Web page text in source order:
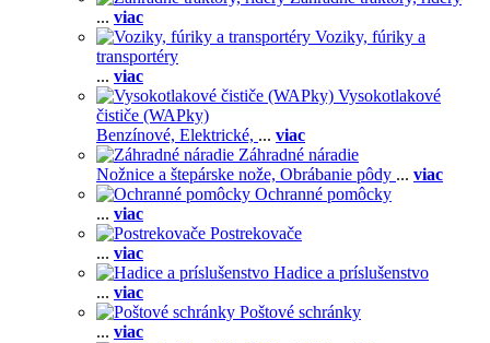
... viac
Voziky, fúriky a
transportéry
... viac
Vysokotlakové
čističe (WAPky)
Benzínové, Elektrické, ... viac
Záhradné náradie
Nožnice a štepárske nože, Obrábanie pôdy ... viac
Ochranné pomôcky
... viac
Postrekovače
... viac
Hadice a príslušenstvo
... viac
Poštové schránky
... viac